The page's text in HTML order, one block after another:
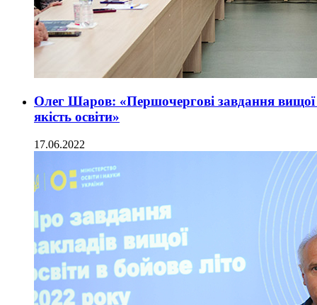
Олег Шаров: «Першочергові завдання
якість освіти»
17.06.2022